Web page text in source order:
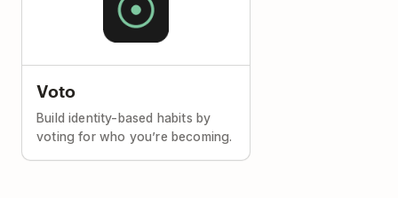
Voto
Build identity-based habits by
voting for who you’re becoming.